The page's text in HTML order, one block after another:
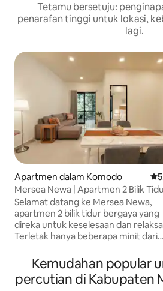
Tetamu bersetuju:
penarafan tinggi untuk lokasi,
lagi.
Apartmen dalam Komodo
Mersea Newa | Apartmen 2 Bilik
Baharu Dengan Pemandangan
Selamat datang ke Mersea Newa,
apartmen 2 bilik tidur bergaya yang
direka untuk keselesaan dan
Terletak hanya beberapa minit dari
Bajo, ia menawarkan pemandangan
taman yang tenang, ruang tamu
luas, dapur yang lengkap, Wi-Fi
Kemudahan popular
percutian di Kabupaten